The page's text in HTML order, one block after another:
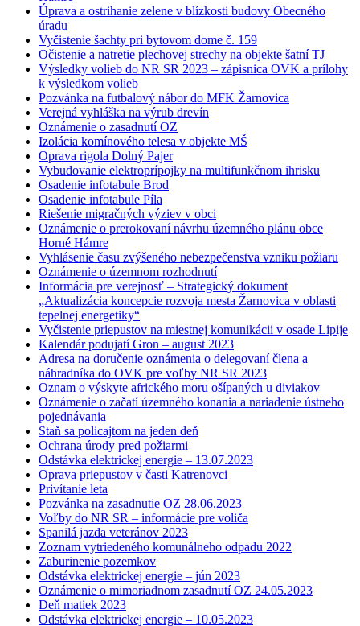
Úprava a ostrihanie zelene v blízkosti budovy Obecného
úradu
Vyčistenie šachty pri bytovom dome č. 159
Očistenie a natretie plechovej strechy na objekte šatní TJ
Výsledky volieb do NR SR 2023 – zápisnica OVK a prílohy
k výsledkom volieb
Pozvánka na futbalový nábor do MFK Žarnovica
Verejná vyhláška na výrub drevín
Oznámenie o zasadnutí OZ
Izolácia komínového telesa v objekte MŠ
Oprava rigola Dolný Pajer
Vybudovanie elektroprípojky na multifunkčnom ihrisku
Osadenie infotabule Brod
Osadenie infotabule Píla
Riešenie migračných výziev v obci
Oznámenie o prerokovaní návrhu územného plánu obce
Horné Hámre
Vyhlásenie času zvýšeného nebezpečenstva vzniku požiaru
Oznámenie o územnom rozhodnutí
Informácia pre verejnosť – Strategický dokument
„Aktualizácia koncepcie rozvoja mesta Žarnovica v oblasti
tepelnej energetiky“
Vyčistenie priepustov na miestnej komunikácii v osade Lipije
Kalendár podujatí Gron – august 2023
Adresa na doručenie oznámenia o delegovaní člena a
náhradníka do OVK pre voľby NR SR 2023
Oznam o výskyte afrického moru ošípaných u diviakov
Oznámenie o začatí územného konania a nariadenie ústneho
pojednávania
Staň sa policajtom na jeden deň
Ochrana úrody pred požiarmi
Odstávka elektrickej energie – 13.07.2023
Oprava priepustov v časti Katrenovci
Privítanie leta
Pozvánka na zasadnutie OZ 28.06.2023
Voľby do NR SR – informácie pre voliča
Spanilá jazda veteránov 2023
Zoznam vytriedeného komunálneho odpadu 2022
Zaburinenie pozemkov
Odstávka elektrickej energie – jún 2023
Oznámenie o mimoriadnom zasadnutí OZ 24.05.2023
Deň matiek 2023
Odstávka elektrickej energie – 10.05.2023